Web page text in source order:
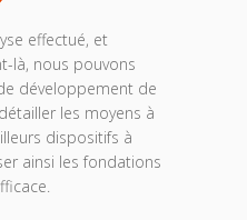
effectué, et
là, nous pouvons
développement de
les moyens à
dispositifs à
ainsi les fondations